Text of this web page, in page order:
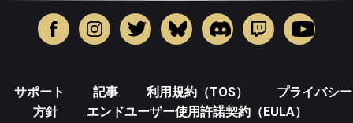
サポート 記事 利用規約（TOS）
プライバシー
方針
エンドユーザー使用許諾契約（EULA）